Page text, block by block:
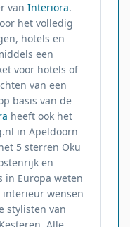
van Interiora.
het volledig
hotels en
een
voor hotels of
van een
basis van de
heeft ook het
in Apeldoorn
5 sterren Oku
en
in Europa weten
wensen
stylisten van